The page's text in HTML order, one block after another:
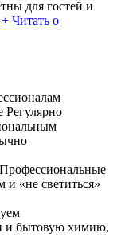
для гостей и
+ Читать о
Регулярно
Профессиональные
«не светиться»
и бытовую химию,